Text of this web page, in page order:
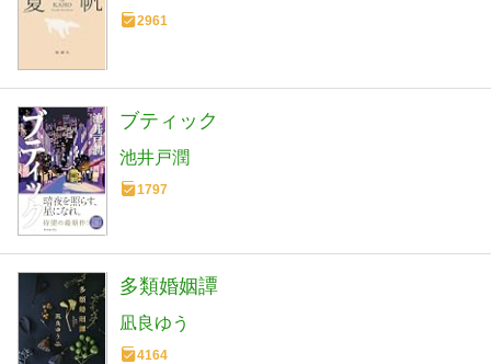
2961
ブティック
池井戸潤
1797
多類婚姻譚
凪良ゆう
4164